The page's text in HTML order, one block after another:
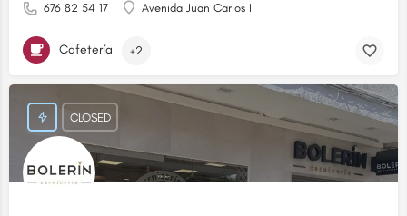
676 82 54 17 Avenida Juan Carlos I
Cafetería +2
CLOSED